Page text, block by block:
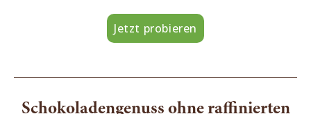
Jetzt probieren
Schokoladengenuss ohne raffinierten